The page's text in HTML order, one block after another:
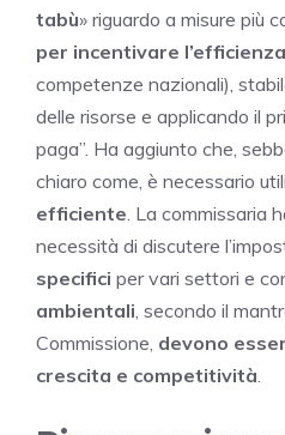
tabù» riguardo a misure più
per incentivare l’efficienza
competenze nazionali),
delle risorse e applicando il
paga”. Ha aggiunto che,
chiaro come, è necessario
efficiente . La commissaria
necessità di discutere
specifici per vari settori e
ambientali , secondo il
Commissione, devono
crescita e competitività